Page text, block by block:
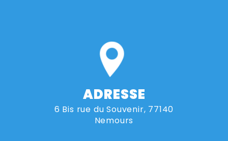
ADRESSE
6 Bis rue du Souvenir, 77140
Nemours